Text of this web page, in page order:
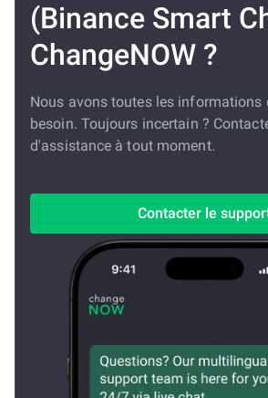
(Binance Smart
ChangeNOW ?
Nous avons toutes les informations
besoin. Toujours incertain ?
d'assistance à tout moment.
Contacter le